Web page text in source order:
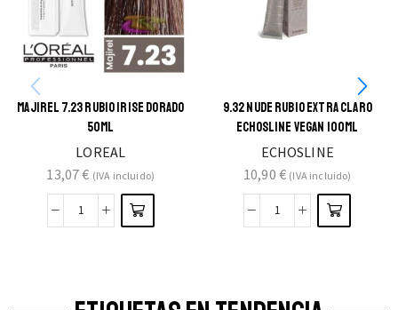
MAJIREL 7.23 RUBIO IRISE DORADO
50ML
LOREAL
13,07€ (IVA incluido)
9.32 NUDE RUBIO EXTRA CLARO
ECHOSLINE VEGAN 100ML
ECHOSLINE
10,90 € (IVA incluido)